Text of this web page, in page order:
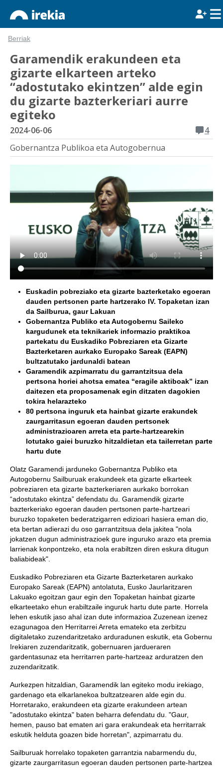
Berriak
Garamendik erakundeen eta
gizarte elkarteen arteko
“adostutako ekintzen” alde egin
du gizarte bazterkeriari aurre
egiteko
2024-06-06
4
Gobernantza Publikoa eta Autogobernua
Euskadin pobreziako eta gizarte bazterketako egoeran
dauden pertsonen parte hartzerako IV. Topaketan izan
da Sailburua, gaur Lakuan
Gobernantza Publiko eta Autogobernu Saileko
kargudunek eta teknikariek informazio praktikoa
partekatu du Euskadiko Pobreziaren eta Gizarte
Bazterketaren aurkako Europako Sareak (EAPN)
bultzatutako jardunaldi batean
Garamendik azpimarratu du garrantzitsua dela
pertsona horiei ahotsa ematea “eragile aktiboak” izan
daitezen eta proposamenak egin ditzaten dagokien
tokira helarazteko
80 pertsona inguruk eta hainbat gizarte erakundek
zaurgarritasun egoeran dauden pertsonek
administrazioaren arreta eta parte-hartzearekin
lotutako gaiei buruzko hitzaldietan eta tailerretan parte
hartu dute
Olatz Garamendi jarduneko Gobernantza Publiko eta
Autogobernu Sailburuak erakundeek eta gizarte elkarteek
pobreziaren eta gizarte bazterkeriaren aurkako borrokan
“adostutako ekintza” defendatu du. Garamendik gizarte
bazterkeriako egoeran dauden pertsonen parte-hartzeari
buruzko topaketen bederatzigarren edizioari hasiera eman dio,
eta bertan adierazi du oso garrantzitsua dela jakitea "nola
jokatzen dugun administrazioek gure inguruko arazo eta premia
larrienak konpontzeko, eta nola erabiltzen diren eskura ditugun
baliabideak".
Euskadiko Pobreziaren eta Gizarte Bazterketaren aurkako
Europako Sareak (EAPN) antolatuta, Eusko Jaurlaritzaren
Lakuako egoitzan gaur egin den Topaketan hainbat gizarte
elkarteetako ehun erabiltzaile inguruk hartu dute parte. Horrela
lehen eskutik jaso ahal izan dute informazioa Zuzenean izenez
ezagunagoa den Herritarrei Arreta emateko eta zerbitzu
digitaletako zuzendaritzetako arduradunen eskutik, eta Gobernu
Irekiaren zuzendaritzatik, gobernuaren jardueraren
gardentasunaz eta herritarren parte-hartzeaz arduratzen den
zuzendaritzatik.
Aurkezpen hitzaldian, Garamendik lan egiteko modu irekiago,
gardenago eta elkarlanekoa bultzatzearen alde egin du.
Horretarako, erakundeen eta gizarte erakundeen artean
"adostutako ekintza" baten beharra defendatu du. "Gaur,
hemen, pauso bat ematen ari gara erakundeak eta herritarrak
eskutik helduta goazen bide horretan", azpimarratu du.
Sailburuak horrelako topaketen garrantzia nabarmendu du,
gizarte zaurgarritasun egoeran dauden pertsonen parte-hartzea